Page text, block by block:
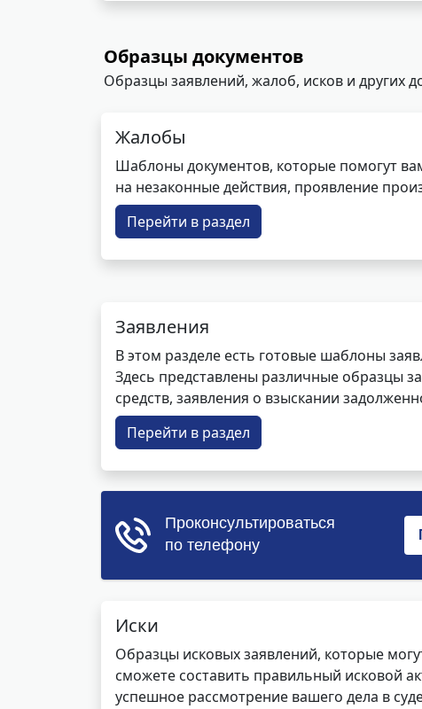
Образцы документов
Образцы заявлений, жалоб, исков и других
Жалобы
Шаблоны документов, которые помогут
на незаконные действия, проявление
Перейти в раздел
Заявления
В этом разделе есть готовые шаблоны
Здесь представлены различные образцы
средств, заявления о взыскании
Перейти в раздел
Иски
Образцы исковых заявлений, которые
сможете составить правильный исковой
успешное рассмотрение вашего дела в